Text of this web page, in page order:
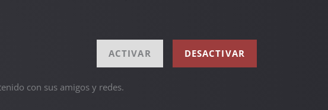
ACTIVAR DESACTIVAR
con sus amigos y redes.